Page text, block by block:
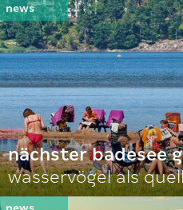
nächster badesee
wasservögel als